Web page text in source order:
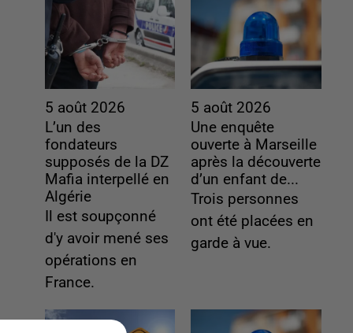
5 août 2026
L’un des
fondateurs
supposés de la DZ
Mafia interpellé en
Algérie
Il est soupçonné
d'y avoir mené ses
opérations en
France.
5 août 2026
Une enquête
ouverte à Marseille
après la découverte
d’un enfant de...
Trois personnes
ont été placées en
garde à vue.